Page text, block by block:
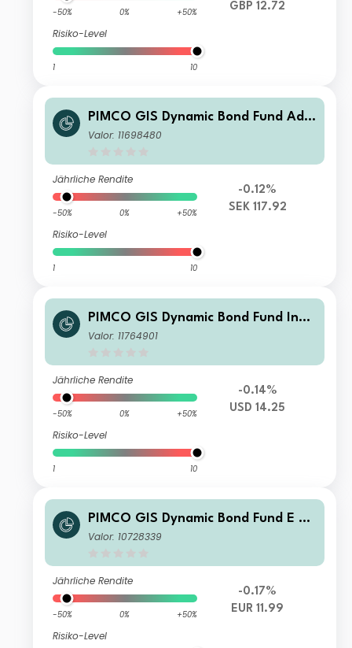
-50% 0% +50%
Risiko-Level
1 10
GBP 12.72
PIMCO GIS Dynamic Bond Fund Adm
inistrative SEK (Hedged) Accumulati
Valor: 11698480
Jährliche Rendite
-50% 0% +50%
Risiko-Level
1 10
-0.12%
SEK 117.92
PIMCO GIS Dynamic Bond Fund Inve
stor Accumulation
Valor: 11764901
Jährliche Rendite
-50% 0% +50%
Risiko-Level
1 10
-0.14%
USD 14.25
PIMCO GIS Dynamic Bond Fund E Cl
ass EUR (Hedged) Accumulation
Valor: 10728339
Jährliche Rendite
-50% 0% +50%
Risiko-Level
-0.17%
EUR 11.99